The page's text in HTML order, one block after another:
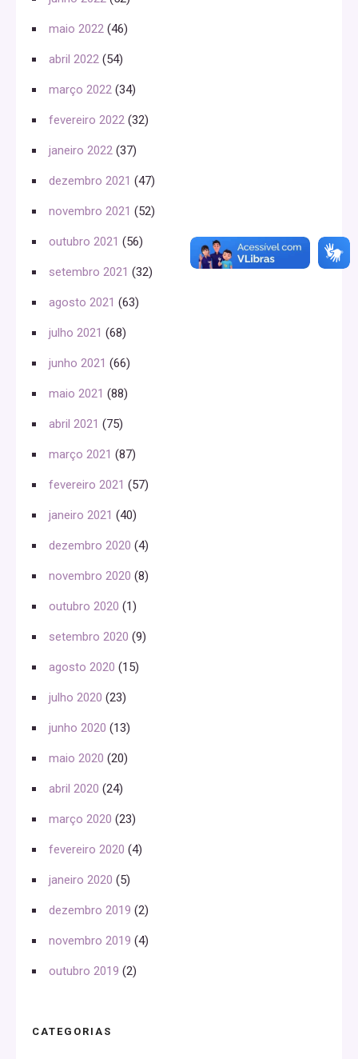
maio 2022 (46)
abril 2022 (54)
março 2022 (34)
fevereiro 2022 (32)
janeiro 2022 (37)
dezembro 2021 (47)
novembro 2021 (52)
outubro 2021 (56)
setembro 2021 (32)
agosto 2021 (63)
julho 2021 (68)
junho 2021 (66)
maio 2021 (88)
abril 2021 (75)
março 2021 (87)
fevereiro 2021 (57)
janeiro 2021 (40)
dezembro 2020 (4)
novembro 2020 (8)
outubro 2020 (1)
setembro 2020 (9)
agosto 2020 (15)
julho 2020 (23)
junho 2020 (13)
maio 2020 (20)
abril 2020 (24)
março 2020 (23)
fevereiro 2020 (4)
janeiro 2020 (5)
dezembro 2019 (2)
novembro 2019 (4)
outubro 2019 (2)
CATEGORIAS